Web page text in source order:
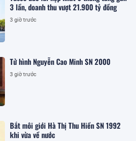
3 lần, doanh thu vượt 21.900 tỷ đồng
3 giờ trước
Tử hình Nguyễn Cao Minh SN 2000
3 giờ trước
Bắt môi giới Hà Thị Thu Hiền SN 1992
khi vừa về nước